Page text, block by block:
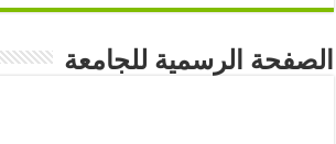
الصفحة الرسمية للجامعة